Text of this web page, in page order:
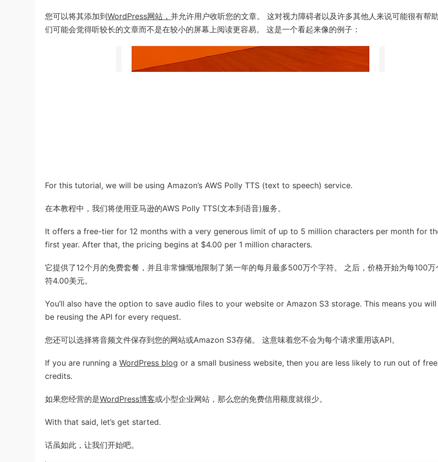
您可以将其添加到WordPress网站， 并允许用户收听您的文章。 这对视力障碍者以及许多其他人来说可能很有帮
们可能会觉得听较长的文章而不是在较小的屏幕上阅读更容易。 这是一个看起来像的例子：
For this tutorial, we will be using Amazon’s AWS Polly TTS (text to speech) service.
在本教程中，我们将使用亚马逊的AWS Polly TTS(文本到语音)服务。
It offers a free-tier for 12 months with a very generous limit of up to 5 million characters per month for
first year. After that, the pricing begins at $4.00 per 1 million characters.
它提供了12个月的免费套餐，并且非常慷慨地限制了第一年的每月最多500万个字符。 之后，价格开始为每100万
符4.00美元。
You’ll also have the option to save audio files to your website or Amazon S3 storage. This means you
be reusing the API for every request.
您还可以选择将音频文件保存到您的网站或Amazon S3存储。 这意味着您不会为每个请求重用该API。
If you are running a WordPress blog or a small business website, then you are less likely to run out of free
credits.
如果您经营的是WordPress博客或小型企业网站，那么您的免费信用额度就很少。
With that said, let’s get started.
话虽如此，让我们开始吧。